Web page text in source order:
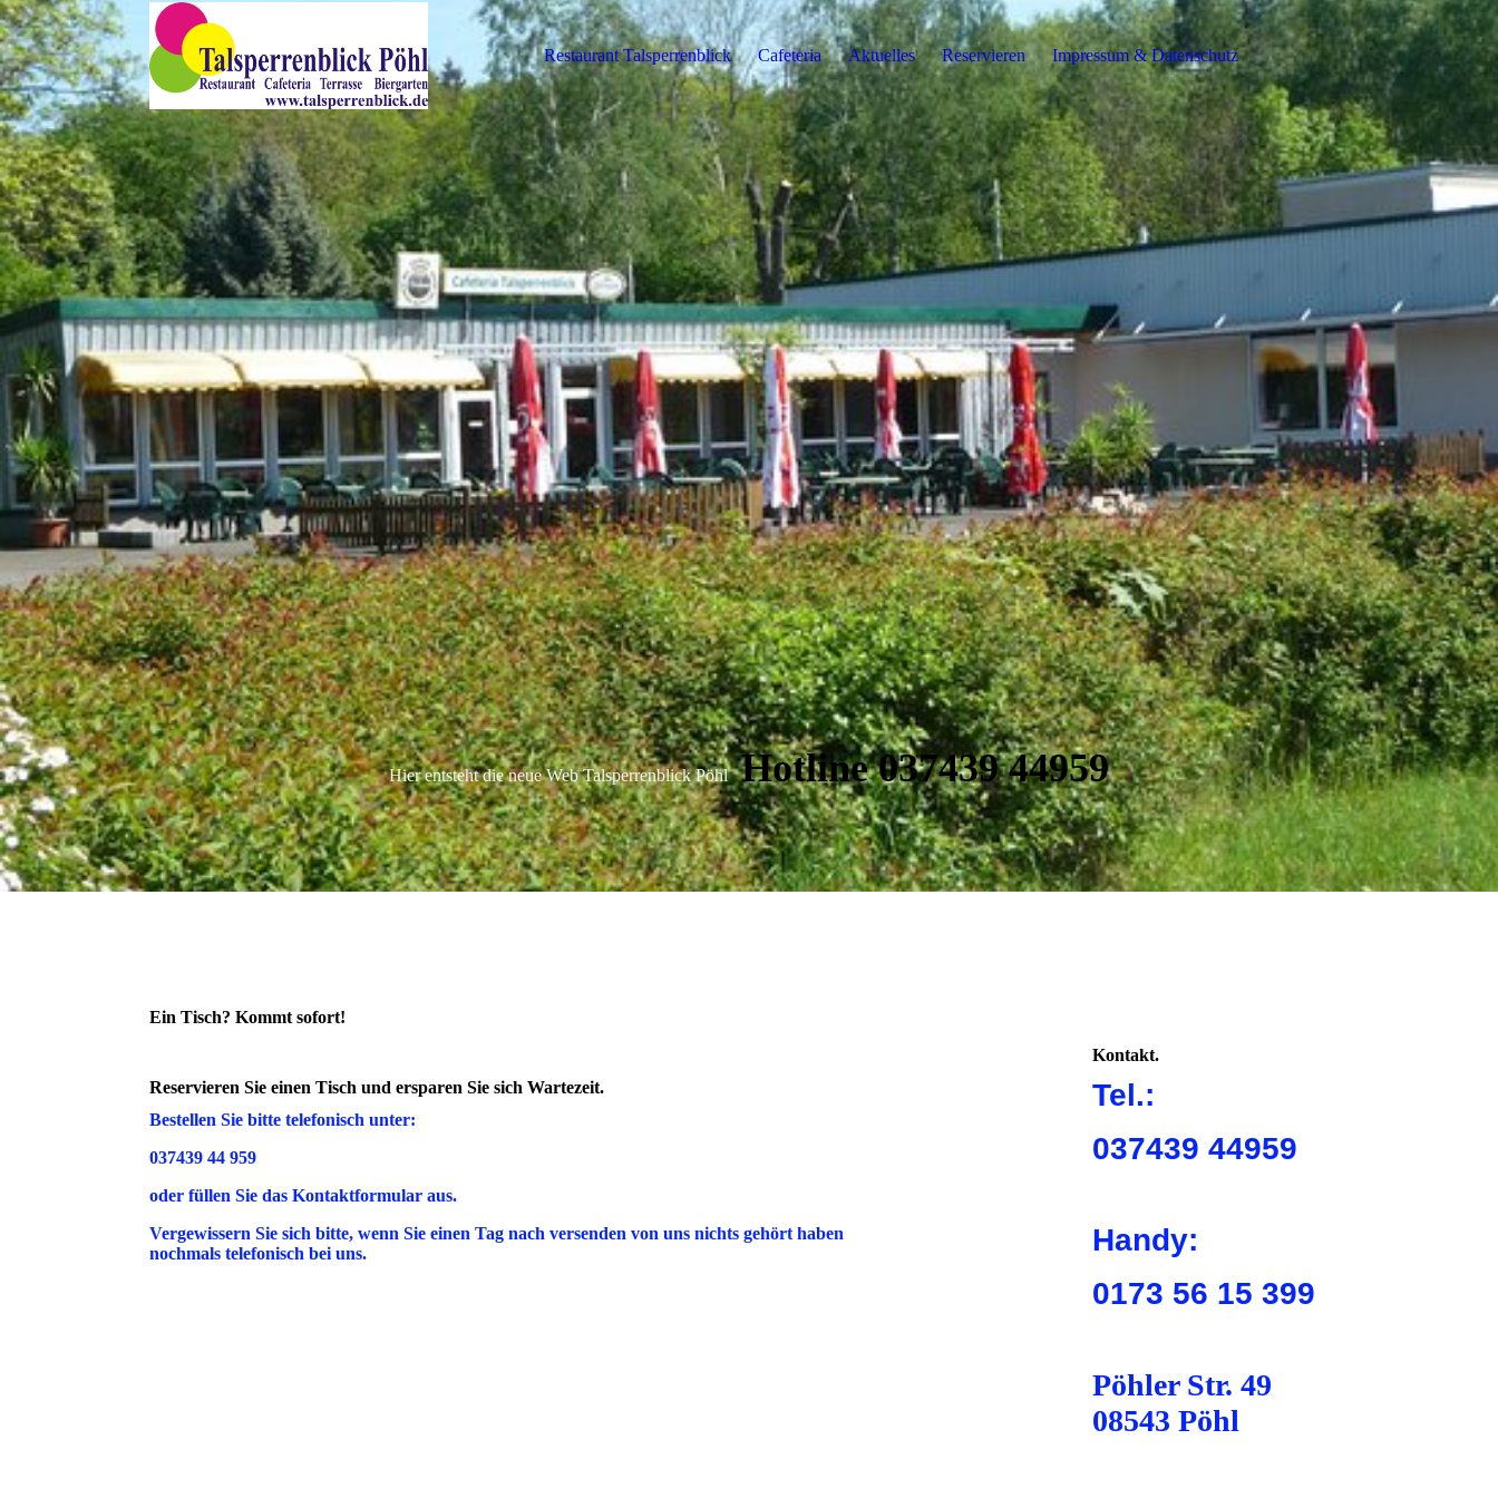
Restaurant Talsperrenblick Cafeteria Aktuelles Reservieren Impressum & Datenschutz
Hier entsteht die neue Web Talsperrenblick Pöhl Hotline 037439 44959
Ein Tisch? Kommt sofort!
Reservieren Sie einen Tisch und ersparen Sie sich Wartezeit.
Bestellen Sie bitte telefonisch unter:
037439 44 959
oder füllen Sie das Kontaktformular aus.
Vergewissern Sie sich bitte, wenn Sie einen Tag nach versenden von uns nichts gehört haben
nochmals telefonisch bei uns.
Kontakt.
Tel.:
037439 44959
Handy:
0173 56 15 399
Pöhler Str. 49
08543 Pöhl